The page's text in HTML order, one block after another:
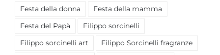
Festa della donna Festa della mamma
Festa del Papà Filippo sorcinelli
Filippo sorcinelli art Filippo Sorcinelli fragranze